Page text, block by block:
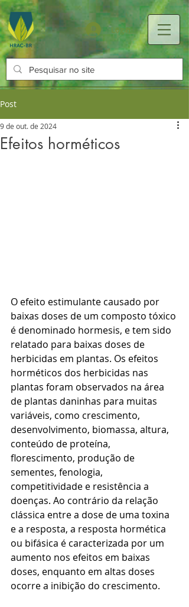
Login
Post
Efeitos horméticos
9 de out. de 2024
O efeito estimulante causado por
baixas doses de um composto tóxico
é denominado hormesis, e tem sido
relatado para baixas doses de
herbicidas em plantas. Os efeitos
horméticos dos herbicidas nas
plantas foram observados na área
de plantas daninhas para muitas
variáveis, como crescimento,
desenvolvimento, biomassa, altura,
conteúdo de proteína,
florescimento, produção de
sementes, fenologia,
competitividade e resistência a
doenças. Ao contrário da relação
clássica entre a dose de uma toxina
e a resposta, a resposta hormética
ou bifásica é caracterizada por um
aumento nos efeitos em baixas
doses, enquanto em altas doses
ocorre a inibição do crescimento.